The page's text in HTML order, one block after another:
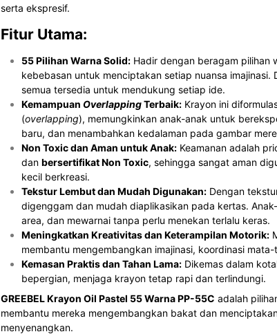
serta ekspresif.
Fitur Utama:
55 Pilihan Warna Solid: Hadir dengan beragam pilihan
kebebasan untuk menciptakan setiap nuansa
semua tersedia untuk mendukung setiap ide.
Kemampuan OverlappingTerbaik: Krayon ini
(overlapping), memungkinkan anak-anak untuk
baru, dan menambahkan kedalaman pada gambar
Non Toxic dan Aman untuk Anak: Keamanan adalah
dan bersertifikat Non Toxic, sehingga sangat aman
kecil berkreasi.
Tekstur Lembut dan Mudah Digunakan: Dengan
digenggam dan mudah diaplikasikan pada kertas.
area, dan mewarnai tanpa perlu menekan terlalu keras.
Meningkatkan Kreativitas dan Keterampilan Motorik:
membantu mengembangkan imajinasi, koordinasi
Kemasan Praktis dan Tahan Lama: Dikemas dalam
bepergian, menjaga krayon tetap rapi dan terlindungi.
GREEBEL Krayon Oil Pastel 55 Warna PP-55C adalah
membantu mereka mengembangkan bakat dan
menyenangkan.